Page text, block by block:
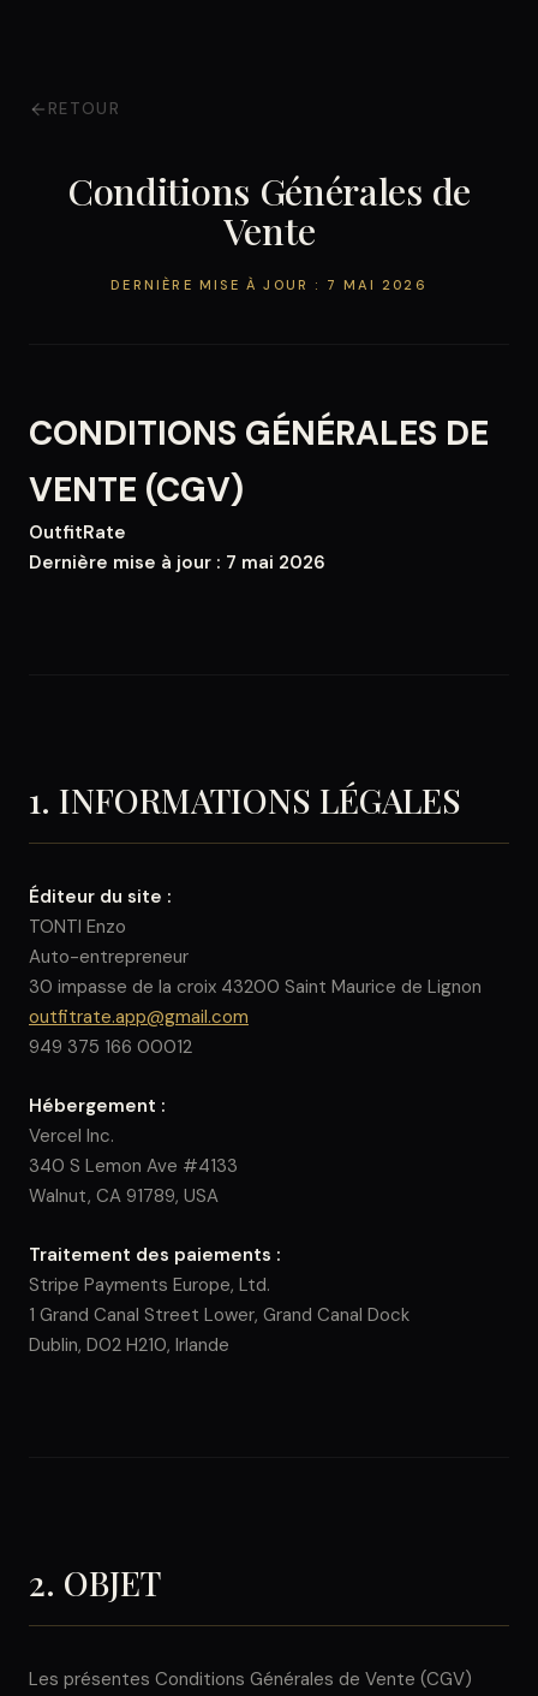
RETOUR
Conditions Générales de
Vente
DERNIÈRE MISE À JOUR : 7 MAI 2026
CONDITIONS GÉNÉRALES DE
VENTE (CGV)
OutfitRate
Dernière mise à jour : 7 mai 2026
1. INFORMATIONS LÉGALES
Éditeur du site :
TONTI Enzo
Auto-entrepreneur
30 impasse de la croix 43200 Saint Maurice de Lignon
outfitrate.app@gmail.com
949 375 166 00012
Hébergement :
Vercel Inc.
340 S Lemon Ave #4133
Walnut, CA 91789, USA
Traitement des paiements :
Stripe Payments Europe, Ltd.
1 Grand Canal Street Lower, Grand Canal Dock
Dublin, D02 H210, Irlande
2. OBJET
Les présentes Conditions Générales de Vente (CGV)